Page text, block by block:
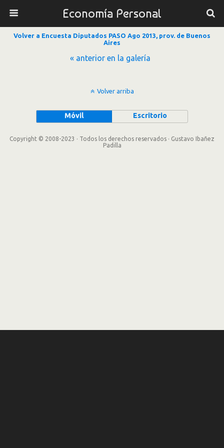
Economía Personal
Volver a Encuesta Diputados PASO Ago 2013, prov. de Buenos
Aires
« anterior en la galería
Volver arriba
Móvil Escritorio
Copyright © 2008-2023 · Todos los derechos reservados · Gustavo Ibañez
Padilla